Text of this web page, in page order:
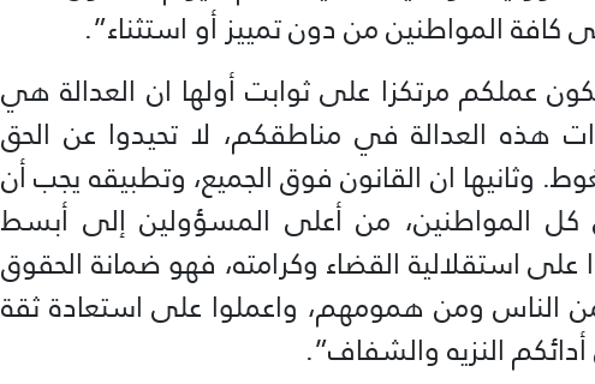
كافة المواطنين من دون تمييز أو استثناء”.
عملكم مرتكزا على ثوابت أولها ان العدالة هي
هذه العدالة في مناطقكم، لا تحيدوا عن الحق
وثانيها ان القانون فوق الجميع، وتطبيقه يجب أن
كل المواطنين، من أعلى المسؤولين إلى أبسط
على استقلالية القضاء وكرامته، فهو ضمانة الحقوق
من الناس ومن همومهم، واعملوا على استعادة ثقة
النزيه والشفاف”.